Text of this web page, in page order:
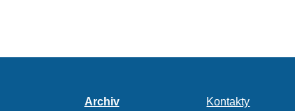
Archiv Kontakty